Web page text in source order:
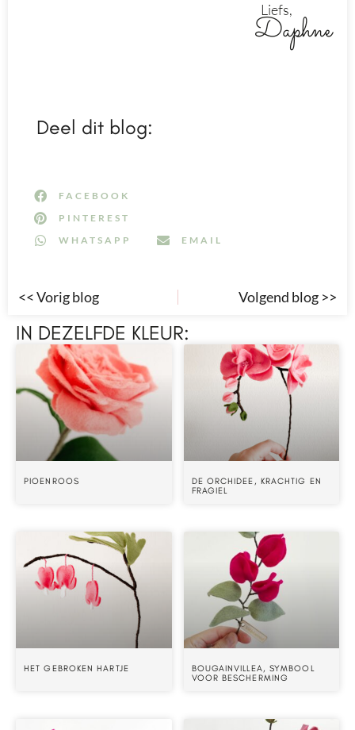
Liefs,
Daphne
Deel dit blog:
FACEBOOK
PINTEREST
WHATSAPP
EMAIL
<< Vorig blog Volgend blog >>
IN DEZELFDE KLEUR:
PIOENROOS
DE ORCHIDEE, KRACHTIG EN
FRAGIEL
HET GEBROKEN HARTJE
BOUGAINVILLEA, SYMBOOL
VOOR BESCHERMING